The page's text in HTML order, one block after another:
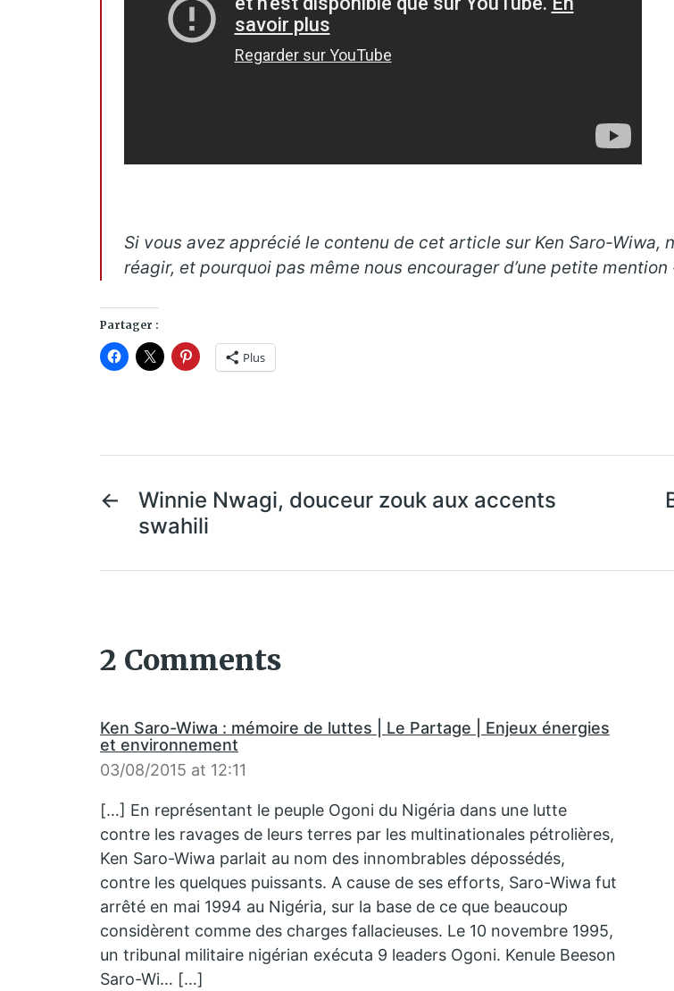
Si vous avez apprécié le contenu de cet article sur Ken Saro-Wiwa,
réagir, et pourquoi pas même nous encourager d’une petite mention
Partager :
Plus
←
Winnie Nwagi, douceur zouk aux accents
swahili
2 Comments
Ken Saro-Wiwa : mémoire de luttes | Le Partage | Enjeux énergies
et environnement
03/08/2015 at 12:11
[…] En représentant le peuple Ogoni du Nigéria dans une lutte
contre les ravages de leurs terres par les multinationales pétrolières,
Ken Saro-Wiwa parlait au nom des innombrables dépossédés,
contre les quelques puissants. A cause de ses efforts, Saro-Wiwa fut
arrêté en mai 1994 au Nigéria, sur la base de ce que beaucoup
considèrent comme des charges fallacieuses. Le 10 novembre 1995,
un tribunal militaire nigérian exécuta 9 leaders Ogoni. Kenule Beeson
Saro-Wi… […]